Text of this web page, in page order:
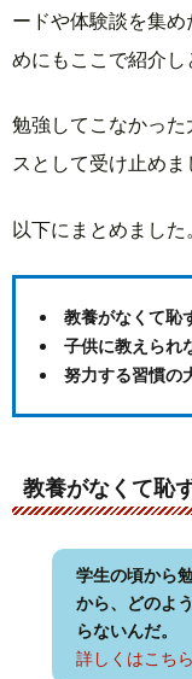
ードや体験談を集
めにもここで紹介し
勉強してこなかっ
スとして受け止めま
以下にまとめました
教養がなくて恥
子供に教えられ
努力する習慣の
教養がなくて恥
学生の頃から
から、どのよ
らないんだ。
詳しくはこちら